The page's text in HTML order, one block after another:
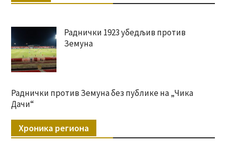
Раднички 1923 убедљив против
Земуна
Раднички против Земуна без публике на „Чика
Дачи“
Хроника региона